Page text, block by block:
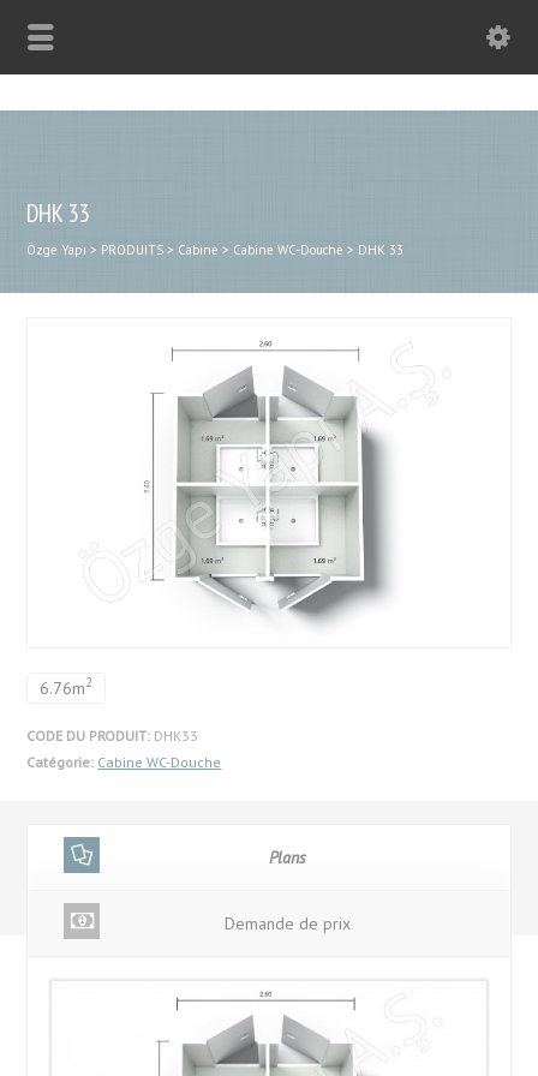
DHK 33
Özge Yapı > PRODUITS > Cabine > Cabine WC-Douche > DHK 33
6.76m2
CODE DU PRODUIT: DHK33
Catégorie: Cabine WC-Douche
Plans
Demande de prix